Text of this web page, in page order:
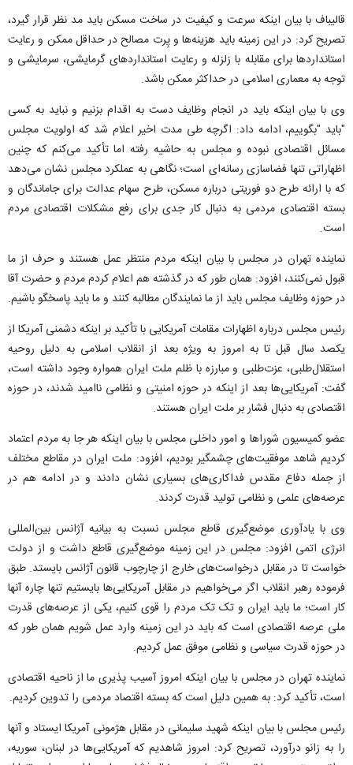
قالیباف با بیان اینکه سرعت و کیفیت در ساخت مسکن باید مد نظر قرار گیرد،
تصریح کرد: در این زمینه باید هزینه‌ها و پِرت مصالح در حداقل ممکن و رعایت
استانداردها برای مقابله با زلزله و رعایت استانداردهای گرمایشی، سرمایشی و
توجه به معماری اسلامی در حداکثر ممکن باشد.
وی با بیان اینکه باید در انجام وظایف دست به اقدام بزنیم و نباید به کسی
"باید "بگوییم، ادامه داد: اگرچه طی مدت اخیر اعلام شد که اولویت مجلس
مسائل اقتصادی نبوده و مجلس به حاشیه رفته اما تأکید می‌کنم که چنین
اظهاراتی تنها فضاسازی رسانه‌ای است؛ نگاهی به عملکرد مجلس نشان می‌دهد
که با ارائه طرح دو فوریتی درباره مسکن، طرح سهام عدالت برای جاماندگان و
بسته اقتصادی مردمی به دنبال کار جدی برای رفع مشکلات اقتصادی مردم
است.
نماینده تهران در مجلس با بیان اینکه مردم منتظر عمل هستند و حرف از ما
قبول نمی‌کنند، افزود: همان طور که در گذشته هم اعلام کردم مردم و حضرت آقا
در حوزه وظایف مجلس باید از ما نمایندگان مطالبه کنند و ما باید پاسخگو باشیم.
رئیس مجلس درباره اظهارات مقامات آمریکایی با تأکید بر اینکه دشمنی آمریکا از
یکصد سال قبل تا به امروز به ویژه بعد از انقلاب اسلامی به دلیل روحیه
استقلال‌طلبی، عزت‌طلبی و مبارزه با ظلم ملت ایران همواره وجود داشته است،
گفت: آمریکایی‌ها بعد از اینکه در حوزه امنیتی و نظامی ناامید شدند، در حوزه
اقتصادی به دنبال فشار بر ملت ایران هستند.
عضو کمیسیون شوراها و امور داخلی مجلس با بیان اینکه هر جا به مردم اعتماد
کردیم شاهد موفقیت‌های چشمگیر بودیم، افزود: ملت ایران در مقاطع مختلف
از جمله دفاع مقدس فداکاری‌های بسیاری نشان دادند و در ادامه هم در
عرصه‌های علمی و نظامی تولید قدرت کردند.
وی با یادآوری موضع‌گیری قاطع مجلس نسبت به بیانیه آژانس بین‌المللی
انرژی اتمی افزود: مجلس در این زمینه موضع‌گیری قاطع داشت و از دولت
خواست تا در مقابل درخواست‌های خارج از چارچوب قانون آژانس بایستد. طبق
فرموده رهبر انقلاب اگر می‌خواهیم در مقابل آمریکایی‌ها بایستیم تنها چاره آنها
کار است؛ ما باید ایران و تک تک مردم را قوی کنیم، یکی از عرصه‌های قدرت
ملی عرصه اقتصادی است که باید در این زمینه وارد عمل شویم همان طور که
در حوزه قدرت سیاسی و نظامی موفق عمل کردیم.
نماینده تهران در مجلس با بیان اینکه امروز آسیب پذیری ما از ناحیه اقتصادی
است، تأکید کرد: به همین دلیل است که بسته اقتصاد مردمی را تدوین کردیم.
رئیس مجلس با بیان اینکه شهید سلیمانی در مقابل هژمونی آمریکا ایستاد و آنها
را به زانو درآورد، تصریح کرد: امروز شاهدیم که آمریکایی‌ها در لبنان، سوریه،